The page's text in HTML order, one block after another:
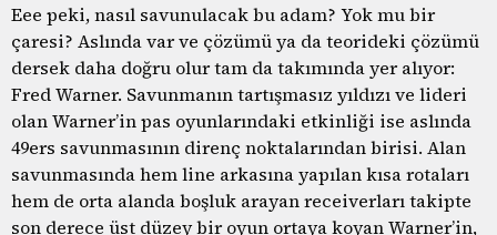
Eee peki, nasıl savunulacak bu adam? Yok mu bir
çaresi? Aslında var ve çözümü ya da teorideki çözümü
dersek daha doğru olur tam da takımında yer alıyor:
Fred Warner. Savunmanın tartışmasız yıldızı ve lideri
olan Warner’in pas oyunlarındaki etkinliği ise aslında
49ers savunmasının direnç noktalarından birisi. Alan
savunmasında hem line arkasına yapılan kısa rotaları
hem de orta alanda boşluk arayan receiverları takipte
son derece üst düzey bir oyun ortaya koyan Warner’in,